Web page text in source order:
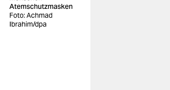
Atemschutzmasken
Foto: Achmad
Ibrahim/dpa